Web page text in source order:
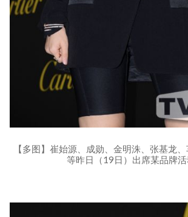
【多图】崔始源、成勋、金明洙、张基龙
等昨日（19日）出席某品牌活